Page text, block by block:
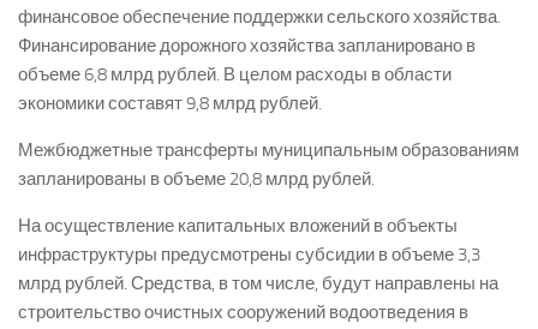
финансовое обеспечение поддержки сельского хозяйства.
Финансирование дорожного хозяйства запланировано в
объеме 6,8 млрд рублей. В целом расходы в области
экономики составят 9,8 млрд рублей.
Межбюджетные трансферты муниципальным образованиям
запланированы в объеме 20,8 млрд рублей.
На осуществление капитальных вложений в объекты
инфраструктуры предусмотрены субсидии в объеме 3,3
млрд рублей. Средства, в том числе, будут направлены на
строительство очистных сооружений водоотведения в